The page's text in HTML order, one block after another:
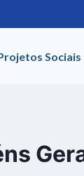
Sociais